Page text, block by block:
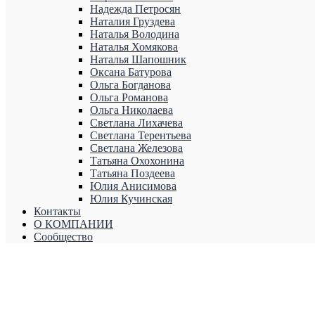
Надежда Петросян
Наталия Груздева
Наталья Володина
Наталья Хомякова
Наталья Шапошник
Оксана Батурова
Ольга Богданова
Ольга Романова
Ольга Николаева
Светлана Лихачева
Светлана Терентьева
Светлана Железова
Татьяна Охохонина
Татьяна Поздеева
Юлия Анисимова
Юлия Кучинская
Контакты
О КОМПАНИИ
Сообщество